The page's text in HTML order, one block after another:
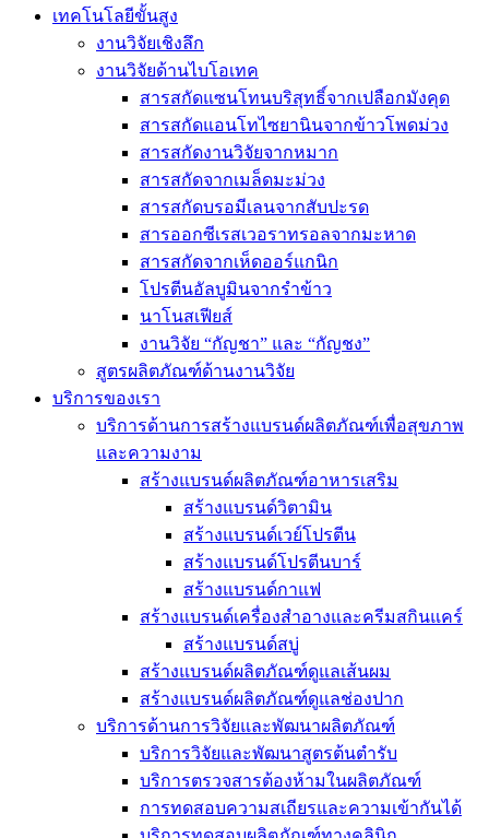
เทคโนโลยีขั้นสูง
งานวิจัยเชิงลึก
งานวิจัยด้านไบโอเทค
สารสกัดแซนโทนบริสุทธิ์จากเปลือกมังคุด
สารสกัดแอนโทไซยานินจากข้าวโพดม่วง
สารสกัดงานวิจัยจากหมาก
สารสกัดจากเมล็ดมะม่วง
สารสกัดบรอมีเลนจากสับปะรด
สารออกซีเรสเวอราทรอลจากมะหาด
สารสกัดจากเห็ดออร์แกนิก
โปรตีนอัลบูมินจากรำข้าว
นาโนสเฟียส์
งานวิจัย “กัญชา” และ “กัญชง”
สูตรผลิตภัณฑ์ด้านงานวิจัย
บริการของเรา
บริการด้านการสร้างแบรนด์ผลิตภัณฑ์เพื่อสุขภาพ
และความงาม
สร้างแบรนด์ผลิตภัณฑ์อาหารเสริม
สร้างแบรนด์วิตามิน
สร้างแบรนด์เวย์โปรตีน
สร้างแบรนด์โปรตีนบาร์
สร้างแบรนด์กาแฟ
สร้างแบรนด์เครื่องสำอางและครีมสกินแคร์
สร้างแบรนด์สบู่
สร้างแบรนด์ผลิตภัณฑ์ดูแลเส้นผม
สร้างแบรนด์ผลิตภัณฑ์ดูแลช่องปาก
บริการด้านการวิจัยและพัฒนาผลิตภัณฑ์
บริการวิจัยและพัฒนาสูตรต้นตำรับ
บริการตรวจสารต้องห้ามในผลิตภัณฑ์
การทดสอบความสเถียรและความเข้ากันได้